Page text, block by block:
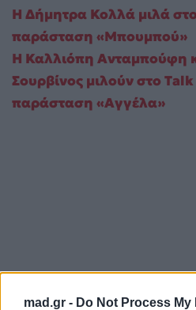
mad.gr - Do Not Process
Η Δήμητρα Κολλά μιλά
παράσταση «Μπουμπού»
Η Καλλιόπη Ανταμπούφη
Σουρβίνος μιλούν στο
παράσταση «Αγγέλα»